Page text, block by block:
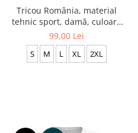
Tricou România, material
tehnic sport, damă, culoare
albă CS70
99,00 Lei
S M L XL 2XL